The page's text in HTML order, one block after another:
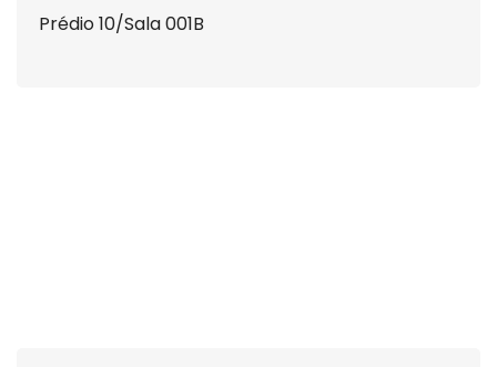
Prédio 10/Sala 001B